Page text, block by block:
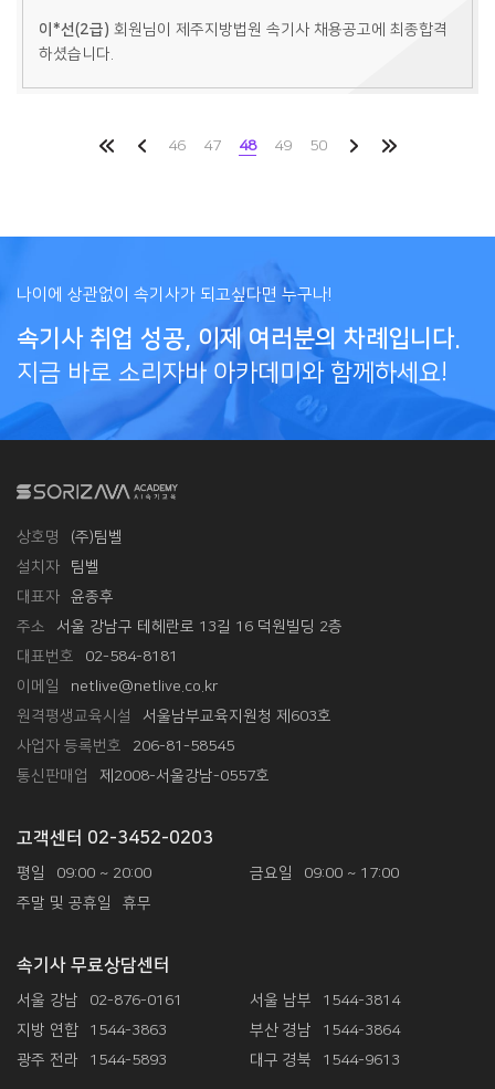
이*선(2급) 회원님이 제주지방법원 속기사 채용공고에 최종합격
하셨습니다.
46 47 48 49 50
나이에 상관없이 속기사가 되고싶다면 누구나!
속기사 취업 성공, 이제 여러분의 차례입니다.
지금 바로 소리자바 아카데미와 함께하세요!
상호명
(주)팀벨
설치자
팀벨
대표자
윤종후
주소
서울 강남구 테헤란로 13길 16 덕원빌딩 2층
대표번호
02-584-8181
이메일
netlive@netlive.co.kr
원격평생교육시설
서울남부교육지원청 제603호
사업자 등록번호
206-81-58545
통신판매업
제2008-서울강남-0557호
고객센터 02-3452-0203
평일 09:00 ~ 20:00 금요일
09:00 ~ 17:00
주말 및 공휴일
휴무
속기사 무료상담센터
서울 강남 02-876-0161 서울 남부
1544-3814
지방 연합
1544-3863 부산 경남
1544-3864
광주 전라
1544-5893 대구 경북 1544-9613